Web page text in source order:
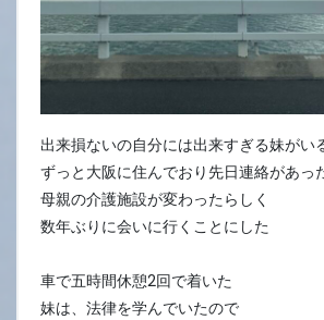
出来損ないの自分には出来すぎる妹がい
ずっと大阪に住んでおり先日連絡があっ
母親の介護施設が変わったらしく
数年ぶりに会いに行くことにした
車で五時間休憩2回で着いた
妹は、法律を学んでいたので